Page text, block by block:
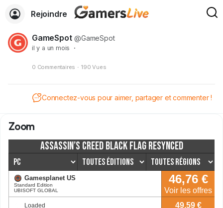
Rejoindre
GameSpot @GameSpot
il y a un mois ·
0 Commentaires · 190 Vues
Connectez-vous pour aimer, partager et commenter !
Zoom